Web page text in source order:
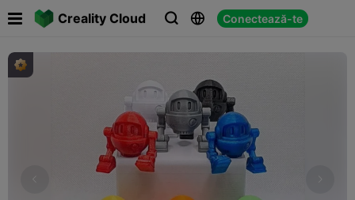
Creality Cloud   Conectează-te